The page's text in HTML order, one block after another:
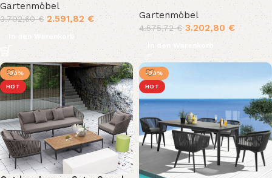
Gartenmöbel
3.702,60€ 2.591,82€
In den Warenkorb
Gartenmöbel
4.575,72€ 3.202,80 €
In den Warenkorb
-30%
HOT
-30%
HOT